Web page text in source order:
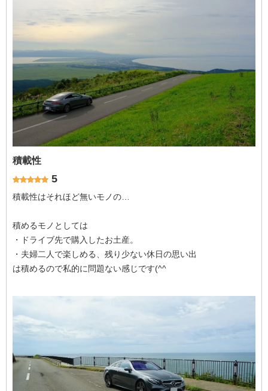
積載性
5
積載性はそれほど無いモノの…
積めるモノとしては
・ドライブ先で購入したお土産。
・夫婦二人で楽しめる、残り少ない休日の思い出
は積めるので私的に問題ない感じです(^^ゞ